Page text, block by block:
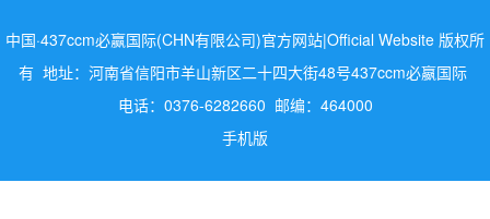
中国·437ccm必赢国际(CHN有限公司)官方网站|Official Website 版权所
有 地址：河南省信阳市羊山新区二十四大街48号437ccm必嬴国际
电话：0376-6282660 邮编：464000
手机版